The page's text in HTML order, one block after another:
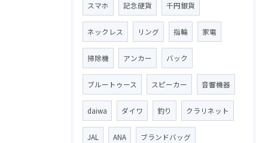
スマホ 記念硬貨 千円銀貨
ネックレス リング 指輪 家電
掃除機 アンカー バック
ブルートゥース スピーカー 音響機器
daiwa ダイワ 釣り クラリネット
JAL ANA ブランドバッグ